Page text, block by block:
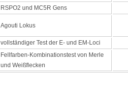
RSPO2 und MC5R Gens
Agouti Lokus
vollständiger Test der E- und EM-Loci
Fellfarben-Kombinationstest von Merle
und Weißflecken